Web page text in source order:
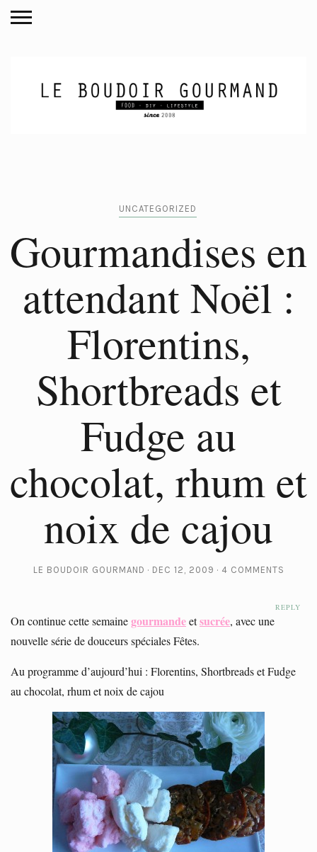
UNCATEGORIZED
Gourmandises en
attendant Noël :
Florentins,
Shortbreads et
Fudge au
chocolat, rhum et
noix de cajou
LE BOUDOIR GOURMAND DEC 12, 2009 4 COMMENTS
On continue cette semainegourmandeetsucrée, avec une
nouvelle série de douceurs spéciales Fêtes.
Au programme d’aujourd’hui : Florentins, Shortbreads et Fudge
au chocolat, rhum et noix de cajou
REPLY